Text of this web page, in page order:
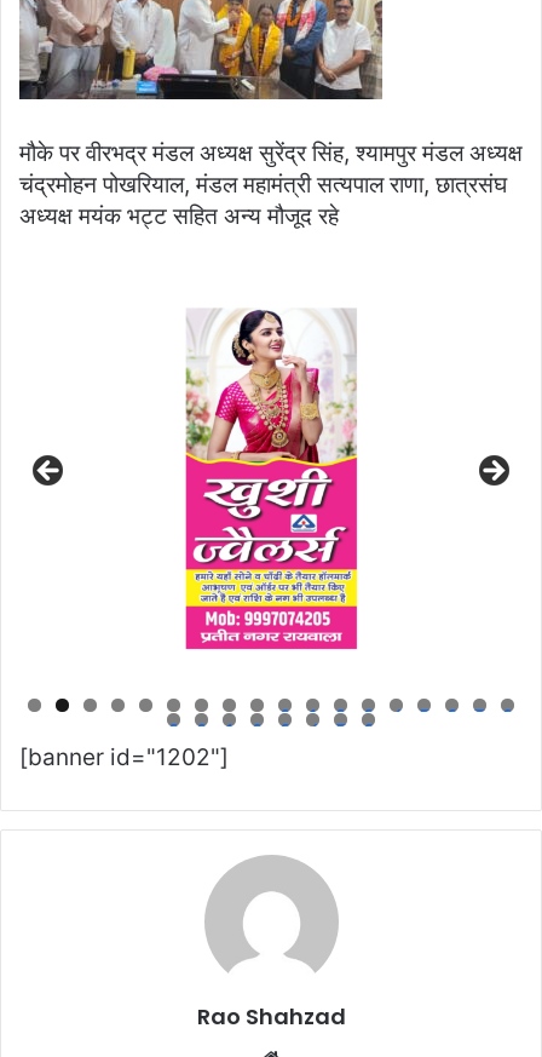
मौके पर वीरभद्र मंडल अध्यक्ष सुरेंद्र सिंह, श्यामपुर मंडल अध्यक्ष
चंद्रमोहन पोखरियाल, मंडल महामंत्री सत्यपाल राणा, छात्रसंघ
अध्यक्ष मयंक भट्ट सहित अन्य मौजूद रहे
0 1 2 3 4 5 6 7 8
9 0 1 2 3 4 5 6
[banner id="1202"]
Rao Shahzad